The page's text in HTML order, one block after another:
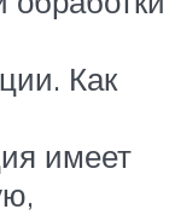
Как
имеет